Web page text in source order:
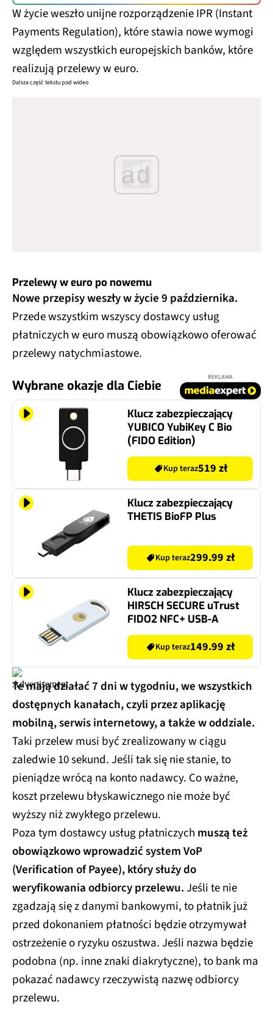
W życie weszło unijne rozporządzenie IPR (Instant
Payments Regulation), które stawia nowe wymogi
względem wszystkich europejskich banków, które
realizują przelewy w euro.
Dalsza część tekstu pod wideo
ad
Przelewy w euro po nowemu
Nowe przepisy weszły w życie 9 października.
Przede wszystkim wszyscy dostawcy usług
płatniczych w euro muszą obowiązkowo oferować
przelewy natychmiastowe.
Wybrane okazje dla Ciebie
REKLAMA
Klucz zabezpieczający
YUBICO YubiKey C Bio
(FIDO Edition)
Kup teraz519 zł
Klucz zabezpieczający
THETIS BioFP Plus
Kup teraz299.99 zł
Klucz zabezpieczający
HIRSCH SECURE uTrust
FIDO2 NFC+ USB-A
Kup teraz149.99 zł
Te mają działać 7 dni w tygodniu, we wszystkich
dostępnych kanałach, czyli przez aplikację
mobilną, serwis internetowy, a także w oddziale.
Taki przelew musi być zrealizowany w ciągu
zaledwie 10 sekund. Jeśli tak się nie stanie, to
pieniądze wrócą na konto nadawcy. Co ważne,
koszt przelewu błyskawicznego nie może być
wyższy niż zwykłego przelewu.
Poza tym dostawcy usług płatniczych muszą też
obowiązkowo wprowadzić system VoP
(Verification of Payee), który służy do
weryfikowania odbiorcy przelewu.Jeśli te nie
zgadzają się z danymi bankowymi, to płatnik już
przed dokonaniem płatności będzie otrzymywał
ostrzeżenie o ryzyku oszustwa. Jeśli nazwa będzie
podobna (np. inne znaki diakrytyczne), to bank ma
pokazać nadawcy rzeczywistą nazwę odbiorcy
przelewu.